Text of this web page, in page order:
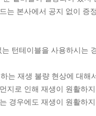
는 본사에서 공지 없이 증
턴테이블을 사용하시는
는 재생 불량 현상에 대
지로 인해 재생이 원활하
경우에도 재생이 원활하